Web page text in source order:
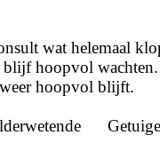
wat helemaal
hoopvol
hoopvol blijft.